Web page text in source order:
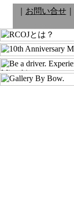
お問い合せ｜